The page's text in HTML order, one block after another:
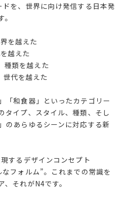
を、世界に向け発信する日本発
越えた
越えた
類を越えた
代を越えた
「和食器」といったカテゴリー
タイプ、スタイル、種類、そし
のあらゆるシーンに対応する新
するデザインコンセプト
フォルム”。これまでの常識を
それがN4です。